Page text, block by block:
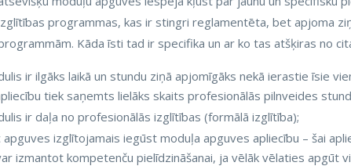
programmas, kas ir stingri reglamentēta, bet apjoma
Kāda īsti tad ir specifika un ar ko tas atšķiras no
ir ilgāks laikā un stundu ziņā apjomīgāks nekā ierastie īsie
tiek saņemts lielāks skaits profesionālās pilnveides
ir daļa no profesionālās izglītības (formālā izglītība);
apguves izglītojamais iegūst moduļa apguves apliecību – šai
izmantot kompetenču pielīdzināšanai, ja vēlāk vēlaties apgūt